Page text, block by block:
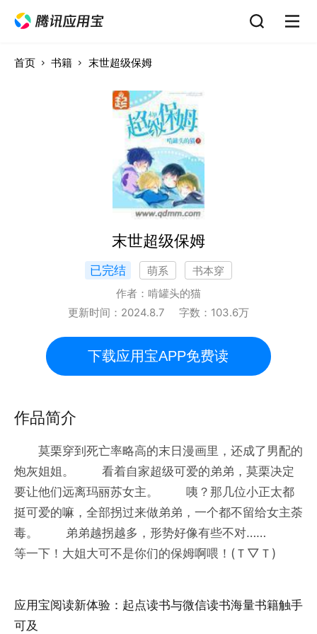
首页 书籍 末世超级保姆
末世超级保姆
已完结 萌系
书本穿
作者： 啃罐头的猫
更新时间： 2024.8.7 字数： 103.6万
下载应用宝APP免费读
作品简介
莫栗穿到死亡率略高的末日漫画里，还成了男配的
炮灰姐姐。 看着自家超级可爱的弟弟，莫栗决定
要让他们远离玛丽苏女主。 咦？那几位小正太都
挺可爱的嘛，全部拐过来做弟弟，一个都不留给女主荼
毒。 弟弟越拐越多，形势好像有些不对……
等一下！大姐大可不是你们的保姆啊喂！(Ｔ▽Ｔ)
应用宝阅读新体验：起点读书与微信读书海量书籍触手
可及